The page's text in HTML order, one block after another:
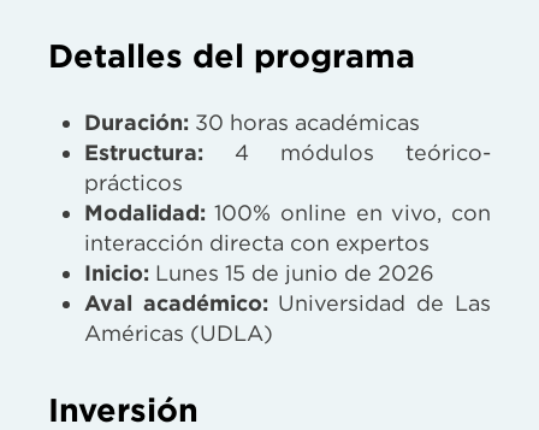
Detalles del programa
Duración: 30 horas académicas
Estructura: 4 módulos teórico-
prácticos
Modalidad: 100% online en vivo, con
interacción directa con expertos
Inicio: Lunes 15 de junio de 2026
Aval académico: Universidad de Las
Américas (UDLA)
Inversión